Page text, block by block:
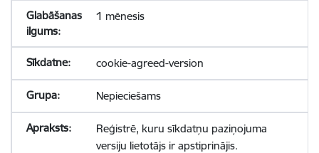
1 mēnesis
cookie-agreed-version
Nepieciešams
Reģistrē, kuru sīkdatņu paziņojuma
versiju lietotājs ir apstiprinājis.